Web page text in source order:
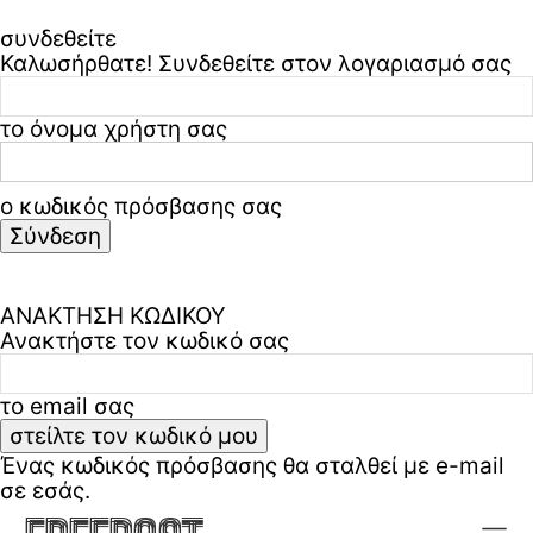
Η Αδράνεια, η Βαρύτητα και η Ταχύτητα του Φωτός: Τρεις
Όψεις της Ίδιας Πραγματικότητας
Η Κβαντοποίηση της Ύπαρξης : Μία νέα οπτική για την
αρχή του Σύμπαντος
Freepost
ΣΧΕΤΙΚΆ ΜΕ ΕΜΆΣ
ΕΠΙΚΟΙΝΩΝΊΑ
ΠΟΛΙΤΙΚΉ ΑΠΟΡΡΉΤΟΥ & ΌΡΟΙ
ΧΡΉΣΗΣ
NEWSLETTER
συνδεθείτε
Καλωσήρθατε! Συνδεθείτε στον λογαριασμό σας
το όνομα χρήστη σας
ο κωδικός πρόσβασης σας
ΑΝΑΚΤΗΣΗ ΚΩΔΙΚΟΥ
Ανακτήστε τον κωδικό σας
το email σας
Ένας κωδικός πρόσβασης θα σταλθεί με e-mail
σε εσάς.